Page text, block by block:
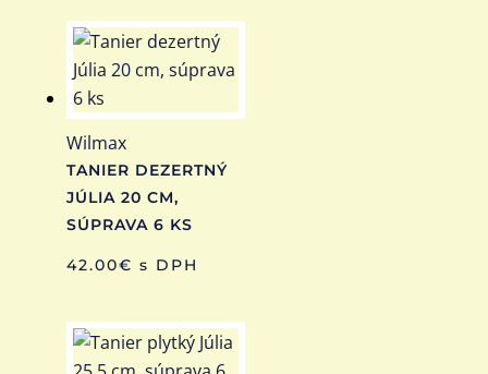
Wilmax
TANIER DEZERTNÝ
JÚLIA 20 CM,
SÚPRAVA 6 KS
42.00€ s DPH